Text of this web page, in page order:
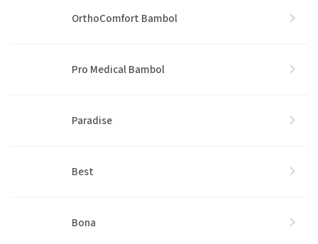
OrthoComfort Bambol
Pro Medical Bambol
Paradise
Best
Bona